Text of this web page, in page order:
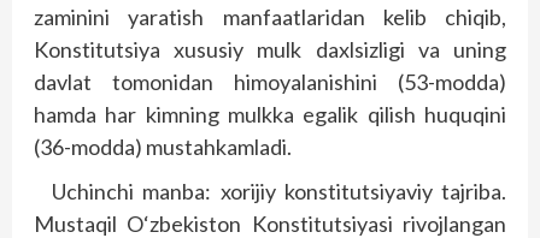
zaminini yaratish manfaatlaridan kelib chiqib,
Konstitutsiya xususiy mulk daxlsizligi va uning
davlat tomonidan himoyalanishini (53-modda)
hamda har kimning mulkka egalik qilish huquqini
(36-modda) mustahkamladi.
Uchinchi manba: xorijiy konstitutsiyaviy tajriba.
Mustaqil O‘zbekiston Konstitutsiyasi rivojlangan